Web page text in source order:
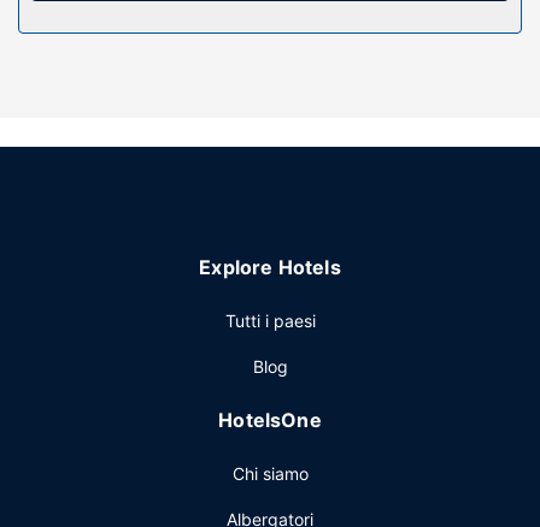
Attrattive della proprietà
Potrai usufruire di una reception aperta 24 ore su 24 e un
Explore Hotels
Tutti i paesi
Blog
HotelsOne
Chi siamo
Albergatori